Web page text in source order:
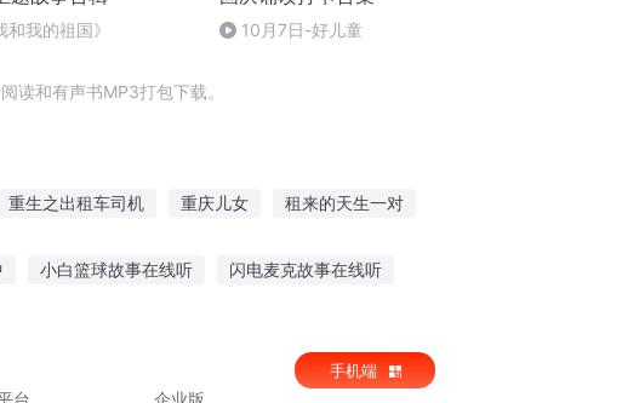
和我的祖国》 10月7日-好儿童
读和有声书MP3打包下载。
重生之出租车司机 重庆儿女 租来的天生一对
小白篮球故事在线听 闪电麦克故事在线听
台 企业版
手机端